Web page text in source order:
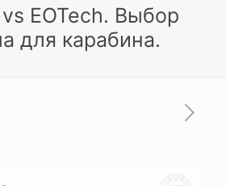
EOTech. Выбор
для карабина.